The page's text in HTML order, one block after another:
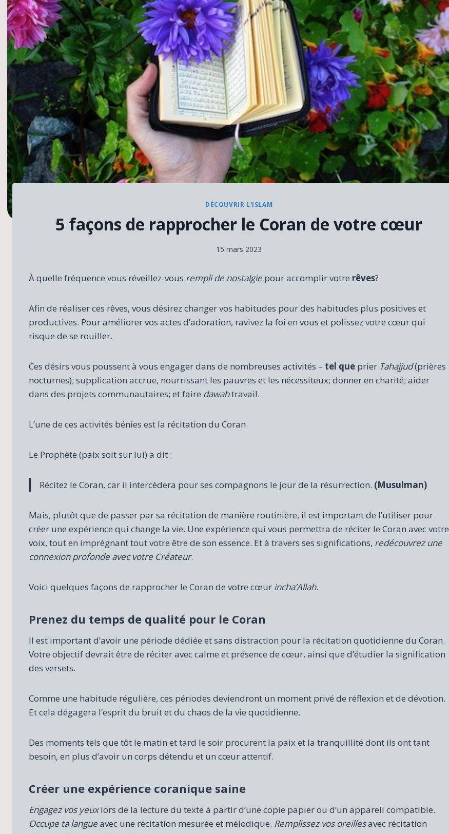
DÉCOUVRIR L'ISLAM
5 façons de rapprocher le Coran de votre cœur
15 mars 2023
À quelle fréquence vous réveillez-vous rempli de nostalgie pour accomplir votre rêves?
Afin de réaliser ces rêves, vous désirez changer vos habitudes pour des habitudes plus positives et
productives. Pour améliorer vos actes d’adoration, ravivez la foi en vous et polissez votre cœur qui
risque de se rouiller.
Ces désirs vous poussent à vous engager dans de nombreuses activités – tel que prier Tahajjud(prières
nocturnes); supplication accrue, nourrissant les pauvres et les nécessiteux; donner en charité; aider
dans des projets communautaires; et faire dawahtravail.
L’une de ces activités bénies est la récitation du Coran.
Le Prophète (paix soit sur lui) a dit :
Récitez le Coran, car il intercèdera pour ses compagnons le jour de la résurrection. (Musulman)
Mais, plutôt que de passer par sa récitation de manière routinière, il est important de l’utiliser pour
créer une expérience qui change la vie. Une expérience qui vous permettra de réciter le Coran avec votre
voix, tout en imprégnant tout votre être de son essence. Et à travers ses significations, redécouvrez une
connexion profonde avec votre Créateur.
Voici quelques façons de rapprocher le Coran de votre cœur incha’Allah.
Prenez du temps de qualité pour le Coran
Il est important d’avoir une période dédiée et sans distraction pour la récitation quotidienne du Coran.
Votre objectif devrait être de réciter avec calme et présence de cœur, ainsi que d’étudier la signification
des versets.
Comme une habitude régulière, ces périodes deviendront un moment privé de réflexion et de dévotion.
Et cela dégagera l’esprit du bruit et du chaos de la vie quotidienne.
Des moments tels que tôt le matin et tard le soir procurent la paix et la tranquillité dont ils ont tant
besoin, en plus d’avoir un corps détendu et un cœur attentif.
Créer une expérience coranique saine
Engagez vos yeuxlors de la lecture du texte à partir d’une copie papier ou d’un appareil compatible.
Occupe ta langueavec une récitation mesurée et mélodique. Remplissez vos oreillesavec récitation